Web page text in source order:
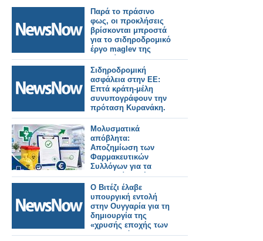
Παρά το πράσινο
φως, οι προκλήσεις
βρίσκονται μπροστά
για το σιδηροδρομικό
έργο maglev της
Ιαπωνίας.
Σιδηροδρομική
ασφάλεια στην ΕΕ:
Επτά κράτη-μέλη
συνυπογράφουν την
πρόταση Κυρανάκη.
Μολυσματικά
απόβλητα:
Aποζημίωση των
Φαρμακευτικών
Συλλόγων για τα
φαρμακεία – μέλη
τους
Ο Βιτέζι έλαβε
υπουργική εντολή
στην Ουγγαρία για τη
δημιουργία της
«χρυσής εποχής των
σιδηροδρόμων»